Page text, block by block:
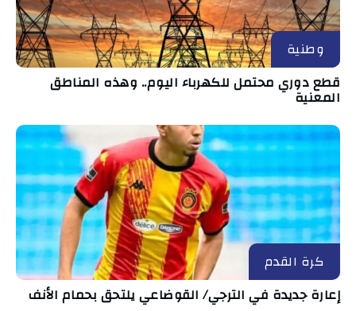
وطنية
قطع دوري محتمل للكهرباء اليوم.. وهذه المناطق
المعنية
كرة القدم
إعارة جديدة في الترجي/ القوضاعي يلتحق بحمام الأنف